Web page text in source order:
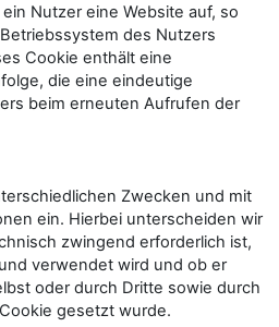
Nutzer eine Website auf, so
des Nutzers
Cookie enthält eine
die eine eindeutige
beim erneuten Aufrufen der
Zwecken und mit
ein. Hierbei unterscheiden wir
zwingend erforderlich ist,
verwendet wird und ob er
oder durch Dritte sowie durch
gesetzt wurde.